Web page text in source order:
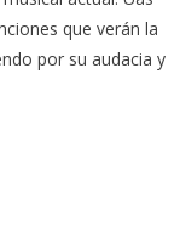
que verán la
por su audacia y